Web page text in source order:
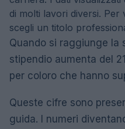
di molti lavori diversi.
scegli un titolo
Quando si raggiunge la
stipendio aumenta del
per coloro che hanno
Queste cifre sono
guida. I numeri